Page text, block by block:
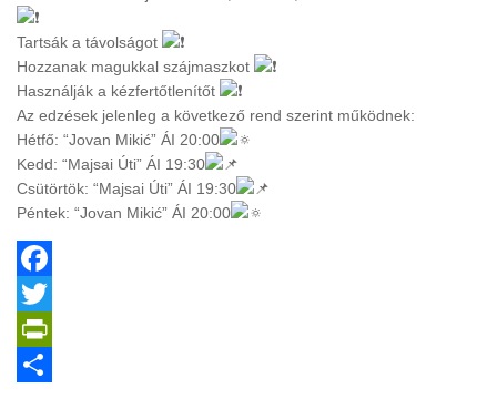
Tartsák a távolságot
Hozzanak magukkal szájmaszkot
Használják a kézfertőtlenítőt
Az edzések jelenleg a következő rend szerint működnek:
Hétfő: “Jovan Mikić” ÁI 20:00
Kedd: “Majsai Úti” ÁI 19:30
Csütörtök: “Majsai Úti” ÁI 19:30
Péntek: “Jovan Mikić” ÁI 20:00
Facebook
Twitter
PrintFriendly